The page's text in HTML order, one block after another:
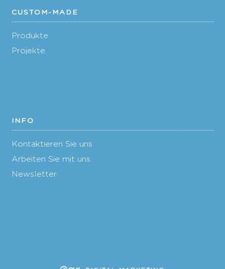
CUSTOM-MADE
Produkte
Projekte
INFO
Kontaktieren Sie uns
Arbeiten Sie mit uns
Newsletter